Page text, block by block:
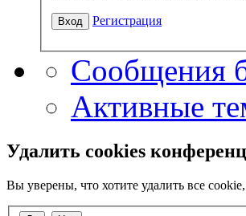
Регистрация
Сообщения
Активные
Удалить cookies
Вы уверены, что хотите удалить все